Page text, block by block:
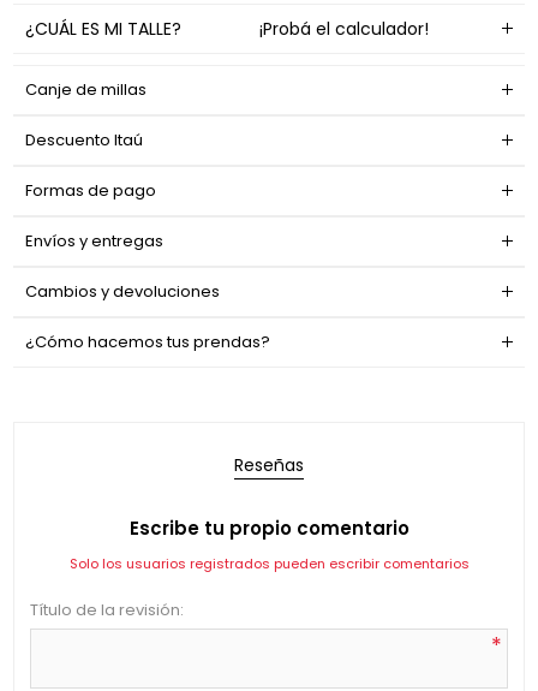
¿CUÁL ES MI TALLE? ¡Probá el calculador!
Canje de millas
Descuento Itaú
Formas de pago
Envíos y entregas
Cambios y devoluciones
¿Cómo hacemos tus prendas?
Reseñas
Escribe tu propio comentario
Solo los usuarios registrados pueden escribir comentarios
Título de la revisión:
*